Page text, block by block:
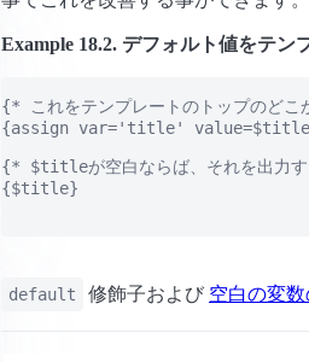
Example 18.2. デフォルト値をテン
{* これをテンプレートのトップのど
{assign var='title'
{* $titleが空白ならば、それを出力
{$title}
default 修飾子および 空白の変